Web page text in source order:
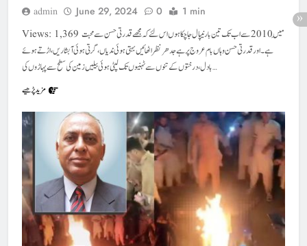
admin June 29, 2024 0 1 min
Views: 1,369 مَیں 2010 سے اب تک تین بار نیپال جا چکا ہوں اس لئے کہ مجھے قدرتی حسن سے محبت
ہے۔اور قدرتی حسن وہاں بام عروج پر ہے جدھر نظر اٹھائیں بہتی ہوئی ندیاں،گرتی ہوئی آبشاریں ،اڑتے ہوئے
بادل، درختوں کے تنوں سے ٹہنیوں تک لپٹی ہوئی بیلیں زمین کی سطح سے پہاڑوں کی…
مزید پڑھیے